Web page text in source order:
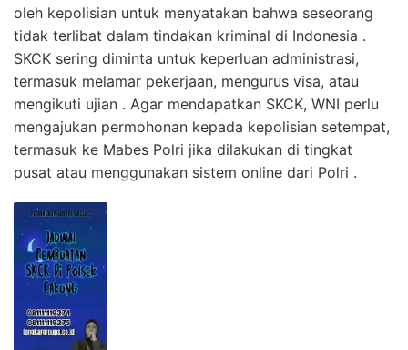
oleh kepolisian untuk menyatakan bahwa seseorang
tidak terlibat dalam tindakan kriminal di Indonesia .
SKCK sering diminta untuk keperluan administrasi,
termasuk melamar pekerjaan, mengurus visa, atau
mengikuti ujian . Agar mendapatkan SKCK, WNI perlu
mengajukan permohonan kepada kepolisian setempat,
termasuk ke Mabes Polri jika dilakukan di tingkat
pusat atau menggunakan sistem online dari Polri .